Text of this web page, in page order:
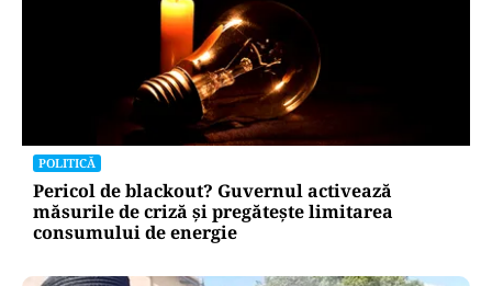
POLITICĂ
Pericol de blackout? Guvernul activează
măsurile de criză și pregătește limitarea
consumului de energie